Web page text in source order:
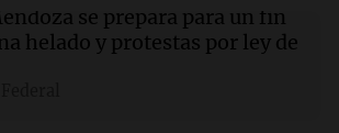
en la Antártida: un
trasladado a hospital en
se prepara para un fin
helado y protestas por ley de